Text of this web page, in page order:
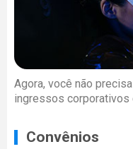
Agora, você não
ingressos corporativos
Convênios